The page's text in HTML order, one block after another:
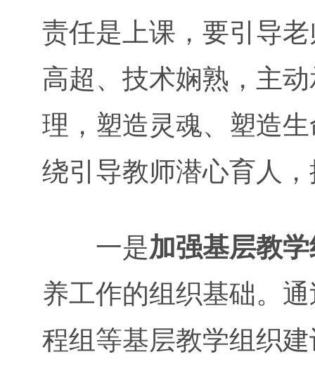
责任是上课，要引导
高超、技术娴熟，主
理，塑造灵魂、塑造
绕引导教师潜心育人
一是加强基层教
养工作的组织基础。
程组等基层教学组织